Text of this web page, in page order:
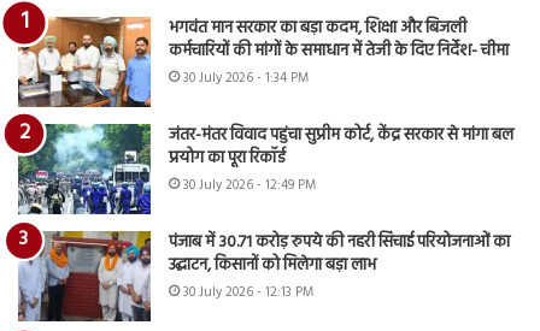
भगवंत मान सरकार का बड़ा कदम, शिक्षा और बिजली
कर्मचारियों की मांगों के समाधान में तेजी के दिए निर्देश- चीमा
30 July 2026 - 1:34 PM
जंतर-मंतर विवाद पहुंचा सुप्रीम कोर्ट, केंद्र सरकार से मांगा बल
प्रयोग का पूरा रिकॉर्ड
30 July 2026 - 12:49 PM
पंजाब में 30.71 करोड़ रुपये की नहरी सिंचाई परियोजनाओं का
उद्घाटन, किसानों को मिलेगा बड़ा लाभ
30 July 2026 - 12:13 PM